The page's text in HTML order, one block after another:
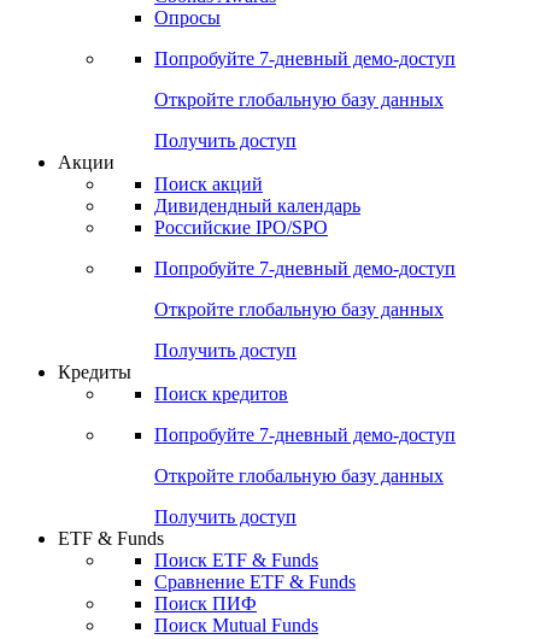
Опросы
Попробуйте 7-дневный демо-доступ
Откройте глобальную базу данных
Получить доступ
Акции
Поиск акций
Дивидендный календарь
Российские IPO/SPO
Попробуйте 7-дневный демо-доступ
Откройте глобальную базу данных
Получить доступ
Кредиты
Поиск кредитов
Попробуйте 7-дневный демо-доступ
Откройте глобальную базу данных
Получить доступ
ETF & Funds
Поиск ETF & Funds
Сравнение ETF & Funds
Поиск ПИФ
Поиск Mutual Funds